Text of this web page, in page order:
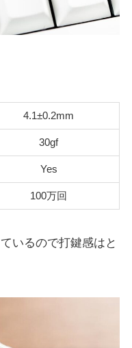
4.1±0.2mm
30gf
Yes
100万回
いるので打鍵感はと